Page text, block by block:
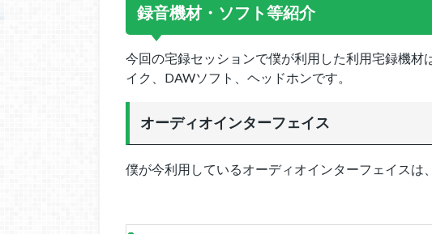
ー
ヤ
録音機材・ソフト等紹介
今回の宅録セッションで僕が利用した利用宅録機材
イク、DAWソフト、ヘッドホンです。
オーディオインターフェイス
僕が今利用しているオーディオインターフェイスは